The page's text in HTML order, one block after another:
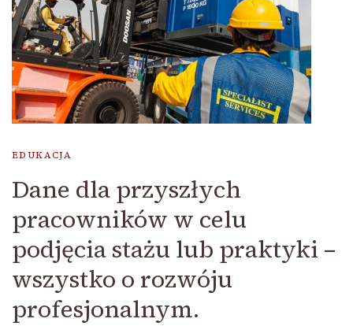
EDUKACJA
Dane dla przyszłych
pracowników w celu
podjęcia stażu lub praktyki –
wszystko o rozwóju
profesjonalnym.